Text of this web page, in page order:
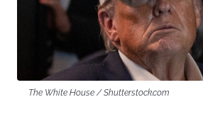
The White House / Shutterstock.com